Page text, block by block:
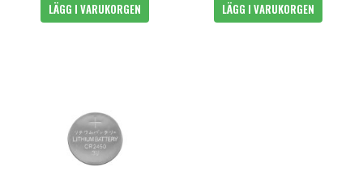
LÄGG I VARUKORGEN LÄGG I VARUKORGEN